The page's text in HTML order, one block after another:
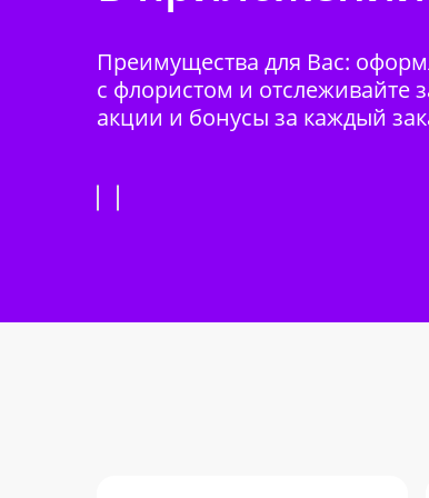
Преимущества для Вас:
с флористом и отслеживайте
акции и бонусы за каждый